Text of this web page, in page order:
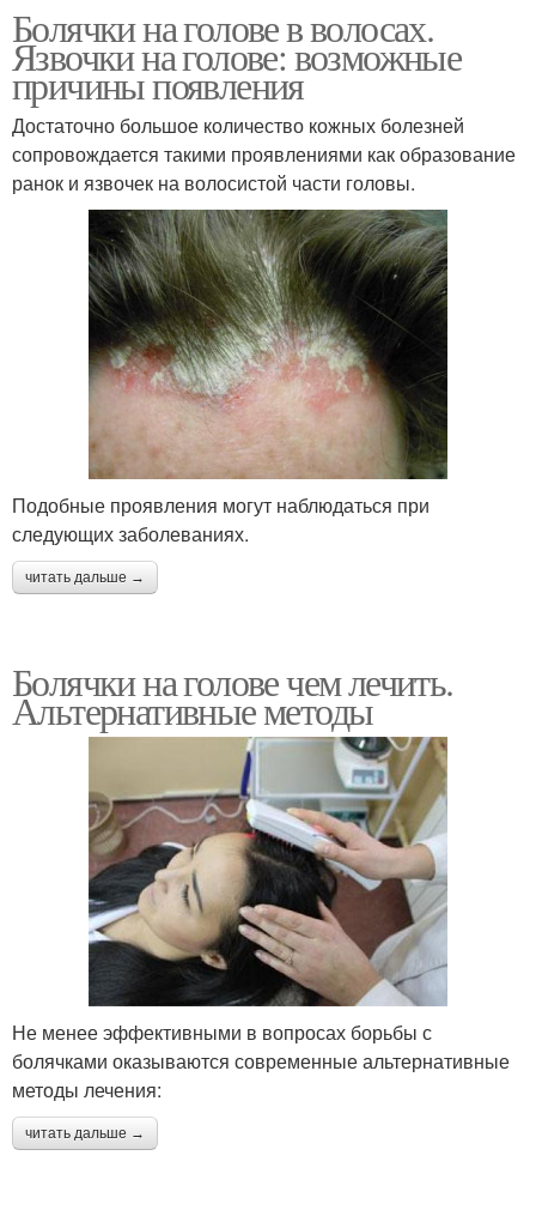
Болячки на голове в волосах.
Язвочки на голове: возможные
причины появления
Достаточно большое количество кожных болезней
сопровождается такими проявлениями как образование
ранок и язвочек на волосистой части головы.
Подобные проявления могут наблюдаться при
следующих заболеваниях.
читать дальше →
Болячки на голове чем лечить.
Альтернативные методы
Не менее эффективными в вопросах борьбы с
болячками оказываются современные альтернативные
методы лечения:
читать дальше →